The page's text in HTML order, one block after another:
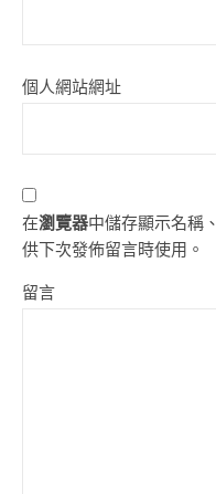
個人網站網址
在瀏覽器中儲存顯示名稱
供下次發佈留言時使用。
留言